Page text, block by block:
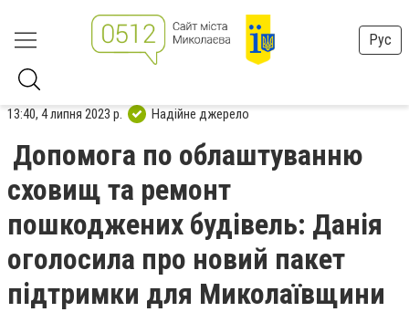
Рус
13:40, 4 липня 2023 р. Надійне джерело
Допомога по облаштуванню
сховищ та ремонт
пошкоджених будівель: Данія
оголосила про новий пакет
підтримки для Миколаївщини